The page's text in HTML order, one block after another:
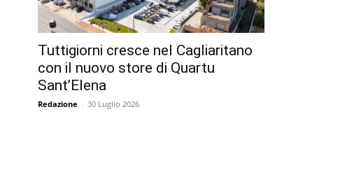
Tuttigiorni cresce nel Cagliaritano
con il nuovo store di Quartu
Sant’Elena
Redazione - 30 Luglio 2026